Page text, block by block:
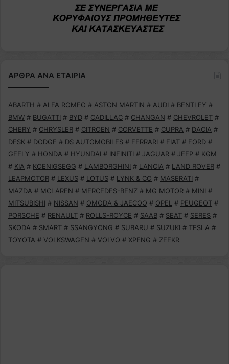
ΑΡΘΡΑ ΑΝΑ ΕΤΑΙΡΙΑ
ABARTH # ALFA ROMEO # ASTON MARTIN # AUDI # BENTLEY #
BMW # BUGATTI # BYD # CADILLAC # CHANGAN # CHEVROLET #
CHERY # CHRYSLER # CITROEN # CORVETTE # CUPRA # DACIA #
DFSK # DODGE # DS AUTOMOBILES # FERRARI # FIAT # FORD #
GEELY # HONDA # HYUNDAI # INFINITI # JAGUAR # JEEP # KGM
# KIA # KOENIGSEGG # LAMBORGHINI # LANCIA # LAND ROVER #
LEAPMOTOR # LEXUS # LOTUS # LYNK & CO # MASERATI #
MAZDA # MCLAREN # MERCEDES-BENZ # MG MOTOR # MINI #
MITSUBISHI # NISSAN # OMODA & JAECOO # OPEL # PEUGEOT #
PORSCHE # RENAULT # ROLLS-ROYCE # SAAB # SEAT # SERES #
SKODA # SMART # SSANGYONG # SUBARU # SUZUKI # TESLA #
TOYOTA # VOLKSWAGEN # VOLVO # XPENG # ZEEKR